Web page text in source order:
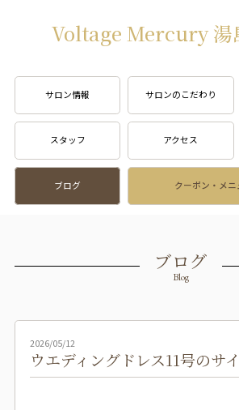
Voltage Mercury 湯
サロン情報 サロンのこだわり
スタッフ アクセス
ブログ クーポン・メニ
ブログ
Blog
2026/05/12
ウエディングドレス11号のサ